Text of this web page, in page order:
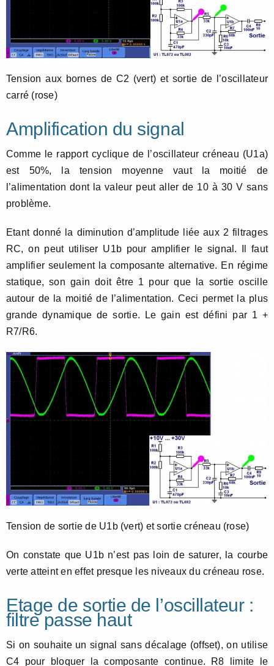
Tension aux bornes de C2 (vert) et sortie de l’oscillateur
carré (rose)
Amplification du signal
Comme le rapport cyclique de l’oscillateur créneau (U1a)
est 50%, la tension moyenne vaut la moitié de
l’alimentation dont la valeur peut aller de 10 à 30 V sans
problème.
Etant donné la diminution d’amplitude liée aux 2 filtrages
RC, on peut utiliser U1b pour amplifier le signal. Il faut
amplifier seulement la composante alternative. En régime
statique, son gain doit être 1 pour que la sortie oscille
autour de la moitié de l’alimentation. Ceci permet la plus
grande dynamique de sortie. Le gain est défini par 1 +
R7/R6.
Tension de sortie de U1b (vert) et sortie créneau (rose)
On constate que U1b n’est pas loin de saturer, la courbe
verte atteint en effet presque les niveaux du créneau rose.
Etage de sortie de l’oscillateur :
filtre passe haut
Si on souhaite un signal sans décalage (offset), on utilise
C4 pour bloquer la composante continue. R8 limite le